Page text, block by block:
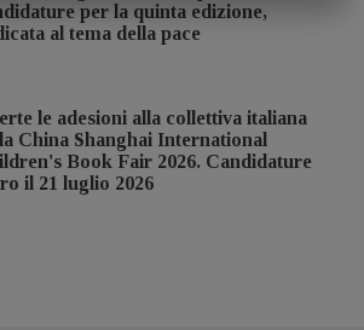
per la quinta edizione,
al tema della pace
le adesioni alla collettiva italiana
China Shanghai International
Book Fair 2026. Candidature
il 21 luglio 2026